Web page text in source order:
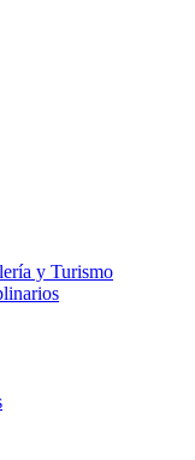
y Turismo